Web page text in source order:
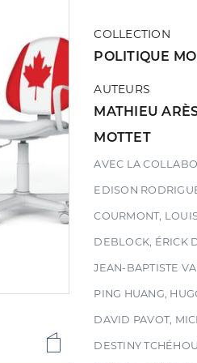
COLLECTION
POLITIQUE
AUTEURS
MATHIEU
MOTTET
AVEC LA
EDISON
COURMONT,
DEBLOCK, ÉRICK
JEAN-BAPTISTE
PING HUANG,
DAVID PAVOT,
DESTINY